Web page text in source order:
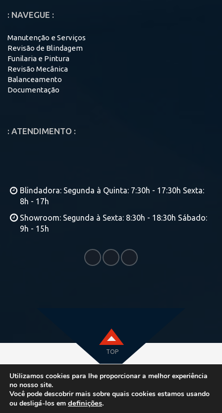
: NAVEGUE :
Manutenção e Serviços
Revisão de Blindagem
Funilaria e Pintura
Revisão Mecânica
Balanceamento
Documentação
: ATENDIMENTO :
Blindadora: Segunda à Quinta: 7:30h - 17:30h Sexta:
8h - 17h
Showroom: Segunda à Sexta: 8:30h - 18:30h Sábado:
9h - 15h
TOP
© COPYRIGHT 2021 | TODOS OS DIREITOS RESERVADOS | BY
Utilizamos cookies para lhe proporcionar a melhor experiência
no nosso site.
Você pode descobrir mais sobre quais cookies estamos usando
ou desligá-los em definições.